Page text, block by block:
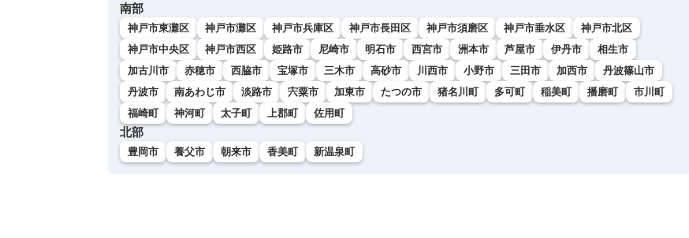
南部
神戸市東灘区 神戸市灘区 神戸市兵庫区 神戸市長田区 神戸市須磨区 神戸市垂水区
神戸市北区
神戸市中央区
神戸市西区 姫路市 尼崎市 明石市 西宮市 洲本市 芦屋市 伊丹市
相生市
加古川市
赤穂市 西脇市 宝塚市 三木市 高砂市 川西市 小野市 三田市 加西市
丹波篠山市
丹波市
南あわじ市 淡路市 宍粟市 加東市 たつの市 猪名川町 多可町 稲美町 播磨町
市川町
福崎町
神河町 太子町 上郡町 佐用町
北部
豊岡市 養父市 朝来市 香美町 新温泉町